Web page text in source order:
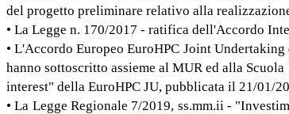
del progetto preliminare relativo alla
• La Legge n. 170/2017 - ratifica dell'Accordo
• L'Accordo Europeo EuroHPC Joint
hanno sottoscritto assieme al MUR ed alla
interest" della EuroHPC JU, pubblicata il 21/01/
• La Legge Regionale 7/2019, ss.mm.ii -